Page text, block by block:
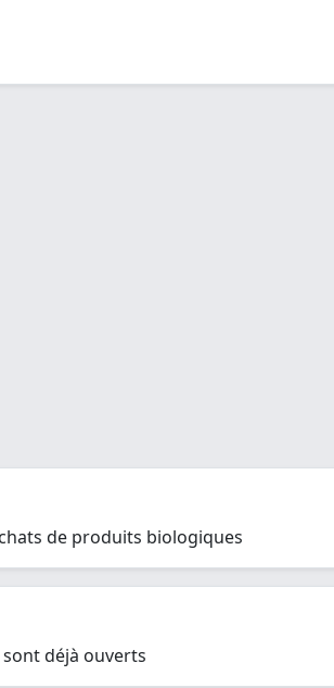
de produits biologiques
déjà ouverts